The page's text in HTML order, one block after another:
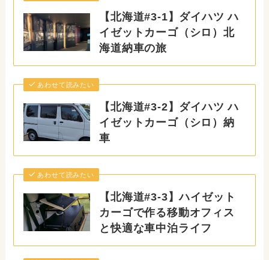
【北海道#3-1】ダイハツ ハ
イゼットカーゴ（シロ）北
海道納車の旅
あわせて読みたい
【北海道#3-2】ダイハツ ハ
イゼットカーゴ（シロ）納
車
あわせて読みたい
【北海道#3-3】ハイゼット
カーゴで作る移動オフィス
と快適な車中泊ライフ